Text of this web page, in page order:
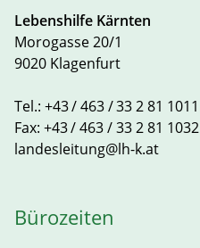
Lebenshilfe Kärnten
Morogasse 20/1
9020 Klagenfurt
Tel.: +43 / 463 / 33 2 81 1011
Fax: +43 / 463 / 33 2 81 1032
landesleitung@lh-k.at
Bürozeiten